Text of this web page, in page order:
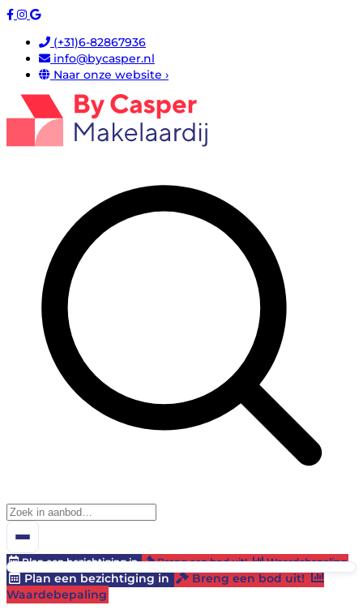
(+31)6-82867936
info@bycasper.nl
Naar onze website ›
Plan een bezichtiging in Breng een bod uit! Waardebepaling
Plan een bezichtiging in
Breng een bod uit!
Waardebepaling